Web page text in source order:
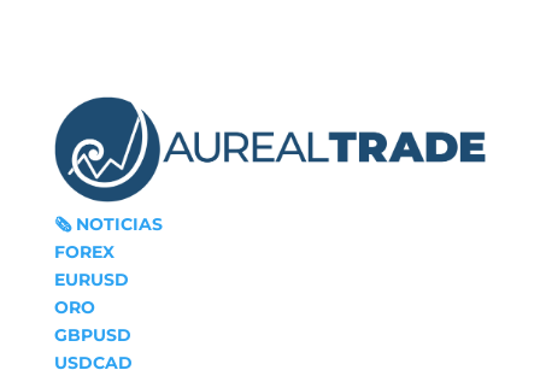
🗞‍️ NOTICIAS
FOREX
EURUSD
ORO
GBPUSD
USDCAD